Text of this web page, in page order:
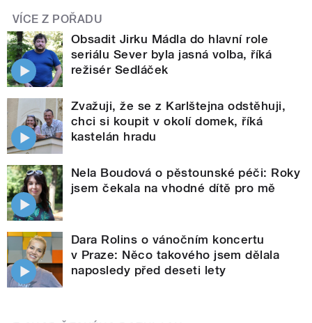
VÍCE Z POŘADU
Obsadit Jirku Mádla do hlavní role
seriálu Sever byla jasná volba, říká
režisér Sedláček
Zvažuji, že se z Karlštejna odstěhuji,
chci si koupit v okolí domek, říká
kastelán hradu
Nela Boudová o pěstounské péči: Roky
jsem čekala na vhodné dítě pro mě
Dara Rolins o vánočním koncertu
v Praze: Něco takového jsem dělala
naposledy před deseti lety